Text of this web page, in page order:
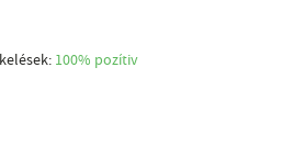
100% pozítiv